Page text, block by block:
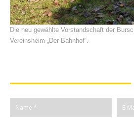
Die neu gewählte Vorstandschaft der
Vereinsheim „Der Bahnhof“.